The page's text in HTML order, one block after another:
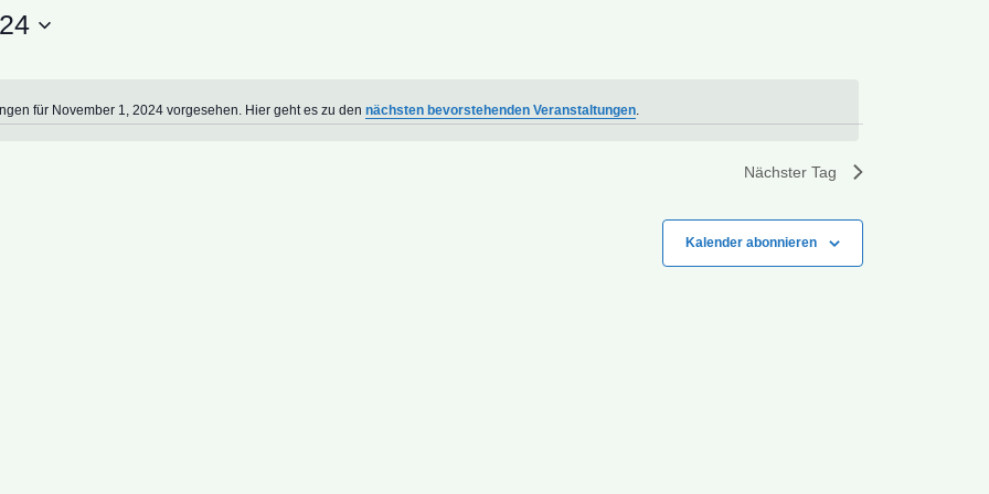
Hinweis
für November 1, 2024 vorgesehen. Hier geht es zu den nächsten bevorstehenden Veranstaltungen
Nächster Tag
Kalender abonnieren